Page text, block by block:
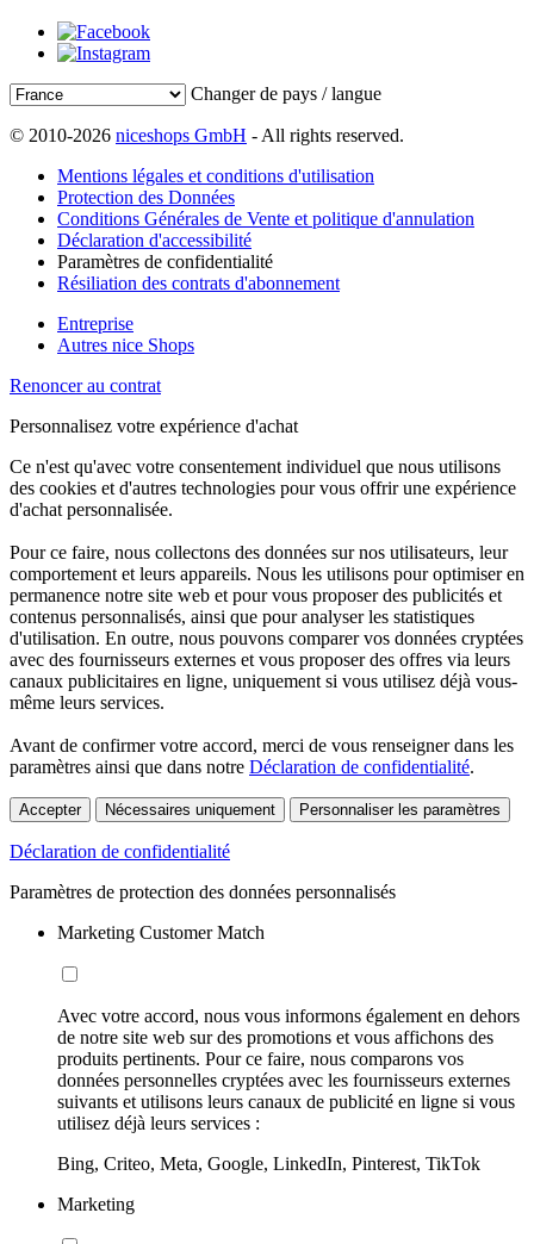
Changer de pays / langue
© 2010-2026 niceshops GmbH - All rights reserved.
Mentions légales et conditions d'utilisation
Protection des Données
Conditions Générales de Vente et politique d'annulation
Déclaration d'accessibilité
Paramètres de confidentialité
Résiliation des contrats d'abonnement
Entreprise
Autres nice Shops
Renoncer au contrat
Personnalisez votre expérience d'achat
Ce n'est qu'avec votre consentement individuel que nous utilisons
des cookies et d'autres technologies pour vous offrir une expérience
d'achat personnalisée.
Pour ce faire, nous collectons des données sur nos utilisateurs, leur
comportement et leurs appareils. Nous les utilisons pour optimiser en
permanence notre site web et pour vous proposer des publicités et
contenus personnalisés, ainsi que pour analyser les statistiques
d'utilisation. En outre, nous pouvons comparer vos données cryptées
avec des fournisseurs externes et vous proposer des offres via leurs
canaux publicitaires en ligne, uniquement si vous utilisez déjà vous-
même leurs services.
Avant de confirmer votre accord, merci de vous renseigner dans les
paramètres ainsi que dans notre Déclaration de confidentialité.
Accepter Nécessaires uniquement Personnaliser les paramètres
Déclaration de confidentialité
Paramètres de protection des données personnalisés
Marketing Customer Match
Avec votre accord, nous vous informons également en dehors
de notre site web sur des promotions et vous affichons des
produits pertinents. Pour ce faire, nous comparons vos
données personnelles cryptées avec les fournisseurs externes
suivants et utilisons leurs canaux de publicité en ligne si vous
utilisez déjà leurs services :
Bing, Criteo, Meta, Google, LinkedIn, Pinterest, TikTok
Marketing